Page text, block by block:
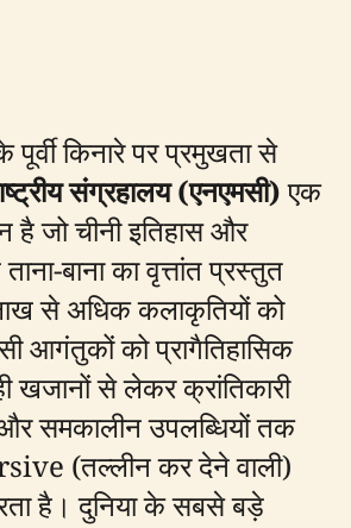
किनारे पर प्रमुखता से
संग्रहालय (एनएमसी)एक
है जो चीनी इतिहास और
बाना का वृत्तांत प्रस्तुत
से अधिक कलाकृतियों को
आगंतुकों को प्रागैतिहासिक
खजानों से लेकर क्रांतिकारी
समकालीन उपलब्धियों तक
(तल्लीन कर देने वाली)
है। दुनिया के सबसे बड़े